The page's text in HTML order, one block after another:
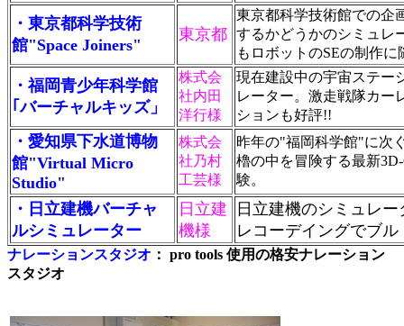
・東京都科学技術
館"Space Joiners"
東京都
東京都科学技術館での企
するかどうかのシミュレ
もロボットのSEの制作
・福岡青少年科学館
｢バーチャルキッズ」
株式会
社内田
洋行様
現在建設中の宇宙ステー
レーター。激走戦隊カー
ションも好評!!
・愛知県下水道博物
館"Virtual Micro
Studio"
株式会
社乃村
工芸様
昨年の"福岡科学館"に次
櫓の中を冒険する最新
験。
・日立建機バーチャ
ルシミュレーター
日立建
機様
日立建機のシミュレ
レコーデイングでブ
ナレーションスタジオ ： pro tools 使用の格安ナレーション
スタジオ